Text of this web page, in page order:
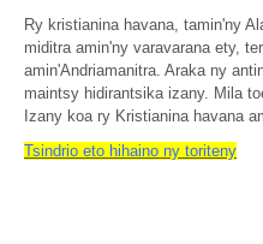
Ry kristianina havana, tamin'ny
miditra amin'ny varavarana ety,
amin'Andriamanitra. Araka ny
maintsy hidirantsika izany. Mila
Izany koa ry Kristianina havana
Tsindrio eto hihaino ny toriteny